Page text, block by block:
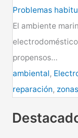
Problemas
El ambiente
propensos…
ambiental,
reparación,